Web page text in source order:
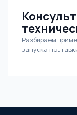
Разбираем
запуска